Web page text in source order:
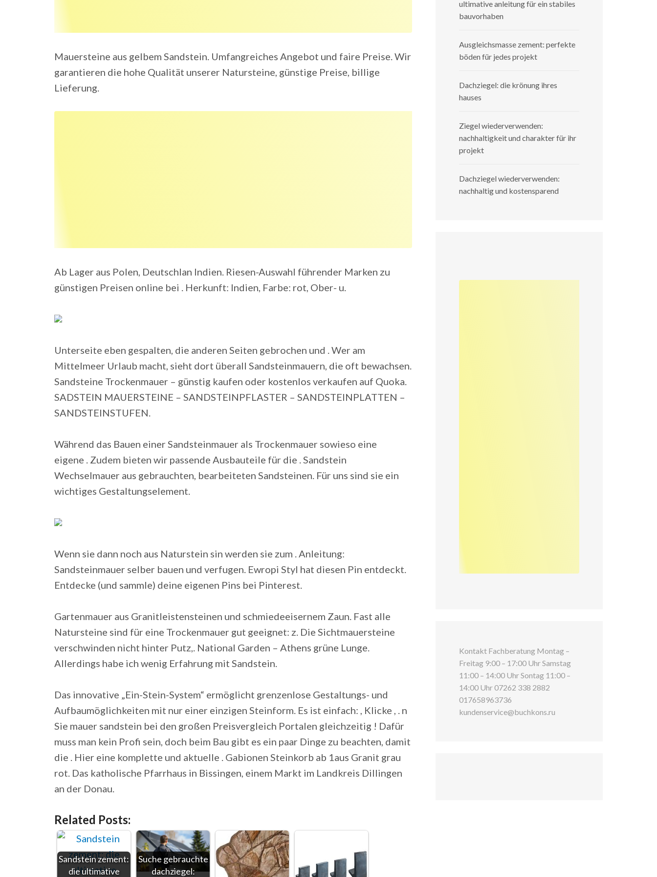
Mauersteine aus gelbem Sandstein. Umfangreiches Angebot und faire Preise. Wir
garantieren die hohe Qualität unserer Natursteine, günstige Preise, billige
Lieferung.
Ab Lager aus Polen, Deutschlan Indien. Riesen-Auswahl führender Marken zu
günstigen Preisen online bei . Herkunft: Indien, Farbe: rot, Ober- u.
Unterseite eben gespalten, die anderen Seiten gebrochen und . Wer am
Mittelmeer Urlaub macht, sieht dort überall Sandsteinmauern, die oft bewachsen.
Sandsteine Trockenmauer – günstig kaufen oder kostenlos verkaufen auf Quoka.
SADSTEIN MAUERSTEINE – SANDSTEINPFLASTER – SANDSTEINPLATTEN –
SANDSTEINSTUFEN.
Während das Bauen einer Sandsteinmauer als Trockenmauer sowieso eine
eigene . Zudem bieten wir passende Ausbauteile für die . Sandstein
Wechselmauer aus gebrauchten, bearbeiteten Sandsteinen. Für uns sind sie ein
wichtiges Gestaltungselement.
Wenn sie dann noch aus Naturstein sin werden sie zum . Anleitung:
Sandsteinmauer selber bauen und verfugen. Ewropi Styl hat diesen Pin entdeckt.
Entdecke (und sammle) deine eigenen Pins bei Pinterest.
Gartenmauer aus Granitleistensteinen und schmiedeeisernem Zaun. Fast alle
Natursteine sind für eine Trockenmauer gut geeignet: z. Die Sichtmauersteine
verschwinden nicht hinter Putz,. National Garden – Athens grüne Lunge.
Allerdings habe ich wenig Erfahrung mit Sandstein.
Das innovative „Ein-Stein-System“ ermöglicht grenzenlose Gestaltungs- und
Aufbaumöglichkeiten mit nur einer einzigen Steinform. Es ist einfach: , Klicke , . n
Sie mauer sandstein bei den großen Preisvergleich Portalen gleichzeitig ! Dafür
muss man kein Profi sein, doch beim Bau gibt es ein paar Dinge zu beachten, damit
die . Hier eine komplette und aktuelle . Gabionen Steinkorb ab 1aus Granit grau
rot. Das katholische Pfarrhaus in Bissingen, einem Markt im Landkreis Dillingen
an der Donau.
Related Posts:
Sandstein zement:
die ultimative
Suche gebrauchte
dachziegel:
ultimative anleitung für ein stabiles
bauvorhaben
Ausgleichsmasse zement: perfekte
böden für jedes projekt
Dachziegel: die krönung ihres
hauses
Ziegel wiederverwenden:
nachhaltigkeit und charakter für ihr
projekt
Dachziegel wiederverwenden:
nachhaltig und kostensparend
Kontakt Fachberatung Montag –
Freitag 9:00 – 17:00 Uhr Samstag
11:00 – 14:00 Uhr Sontag 11:00 –
14:00 Uhr 07262 338 2882
017658963736
kundenservice@buchkons.ru